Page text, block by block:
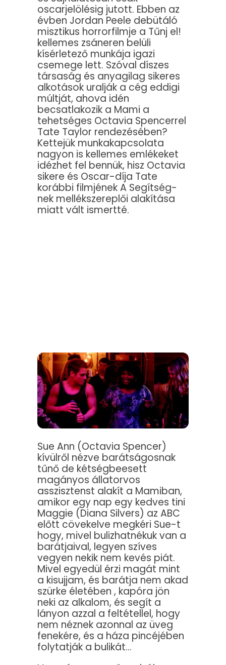
oscarjelölésig jutott. Ebben az
évben Jordan Peele debütáló
misztikus horrorfilmje a Tűnj el!
kellemes zsáneren belüli
kísérletező munkája igazi
csemege lett. Szóval díszes
társaság és anyagilag sikeres
alkotások uralják a cég eddigi
múltját, ahova idén
becsatlakozik a Mami a
tehetséges Octavia Spencerrel
Tate Taylor rendezésében?
Kettejük munkakapcsolata
nagyon is kellemes emlékeket
idézhet fel bennük, hisz Octavia
sikere és Oscar-díja Tate
korábbi filmjének A Segítség-
nek mellékszereplői alakítása
miatt vált ismertté.
Sue Ann (Octavia Spencer)
kívülről nézve barátságosnak
tűnő de kétségbeesett
magányos állatorvos
asszisztenst alakít a Mamiban,
amikor egy nap egy kedves tini
Maggie (Diana Silvers) az ABC
előtt cövekelve megkéri Sue-t
hogy, mivel bulizhatnékuk van a
barátjaival, legyen szíves
vegyen nekik nem kevés piát.
Mivel egyedül érzi magát mint
a kisujjam, és barátja nem akad
szürke életében , kapóra jön
neki az alkalom, és segít a
lányon azzal a feltétellel, hogy
nem néznek azonnal az üveg
fenekére, és a háza pincéjében
folytatják a bulikát…